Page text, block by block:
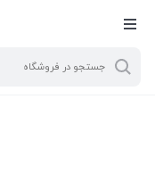
{ .w-ch{bottom: 125px
left:5px !important;} }